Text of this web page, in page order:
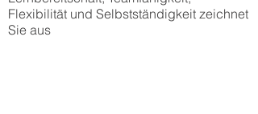
Flexibilität und Selbstständigkeit zeichnet
Sie aus